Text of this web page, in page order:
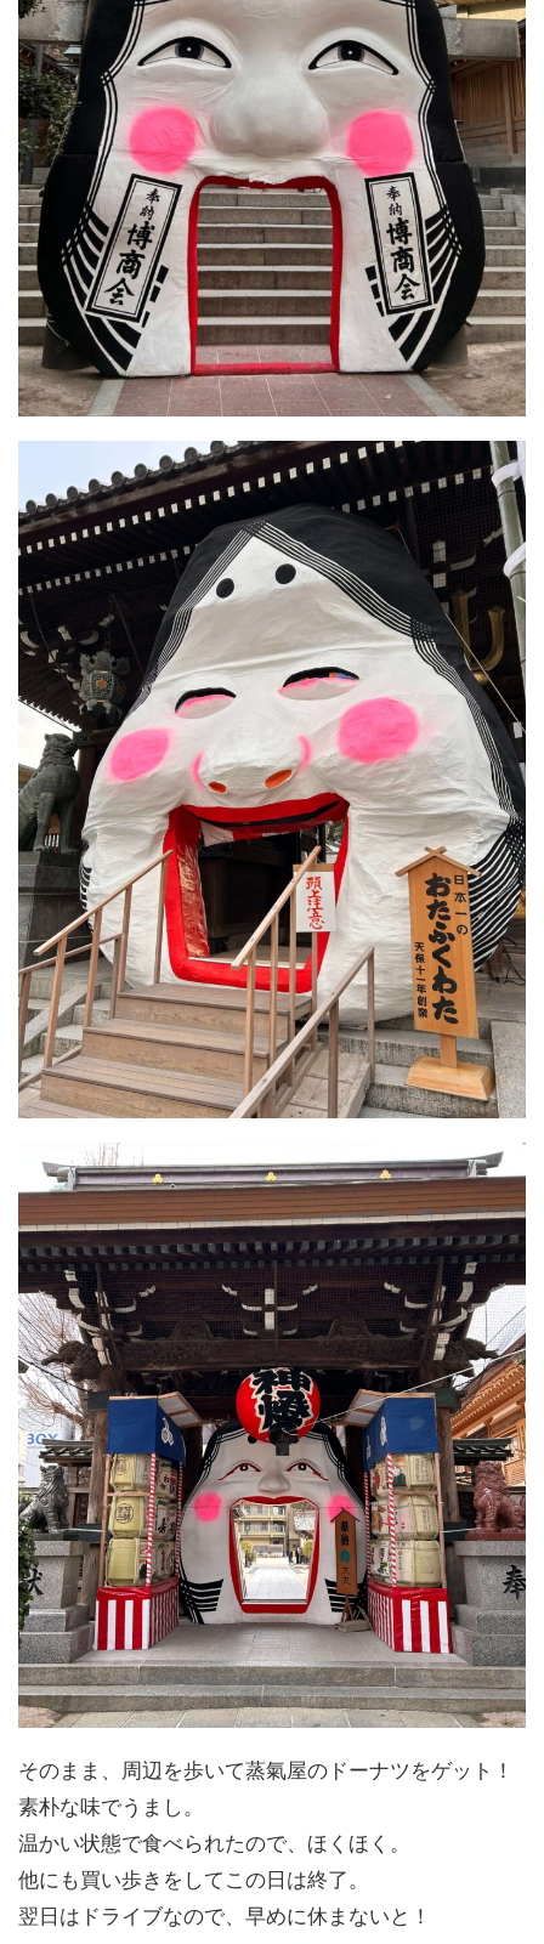
そのまま、周辺を歩いて蒸氣屋のドーナツをゲット！
素朴な味でうまし。
温かい状態で食べられたので、ほくほく。
他にも買い歩きをしてこの日は終了。
翌日はドライブなので、早めに休まないと！